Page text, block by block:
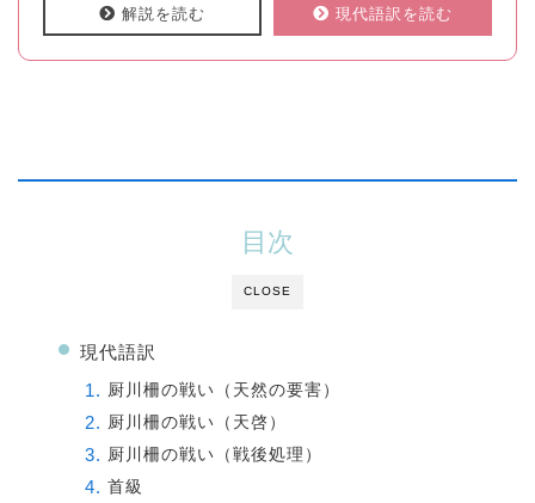
解説を読む 現代語訳を読む
CLOSE
目次
現代語訳
厨川柵の戦い（天然の要害）
厨川柵の戦い（天啓）
厨川柵の戦い（戦後処理）
首級